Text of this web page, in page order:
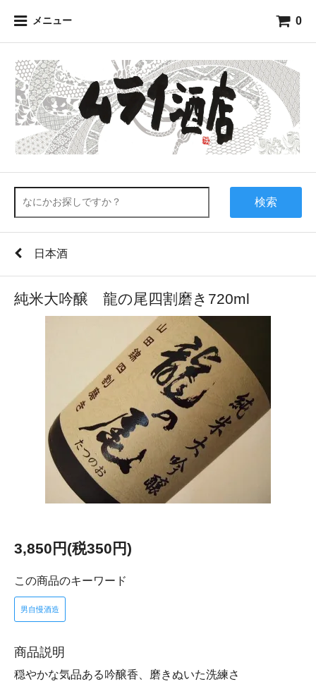
メニュー 0
検索
日本酒
純米大吟醸 龍の尾四割磨き720ml
3,850円(税350円)
この商品のキーワード
男自慢酒造
商品説明
穏やかな気品ある吟醸香、磨きぬいた洗練さ